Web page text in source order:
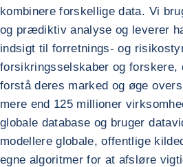
kombinere forskellige data. Vi
og prædiktiv analyse og leverer
indsigt til forretnings- og
forsikringsselskaber og forskere,
forstå deres marked og øge
mere end 125 millioner
globale database og bruger
modellere globale, offentlige
egne algoritmer for at afsløre